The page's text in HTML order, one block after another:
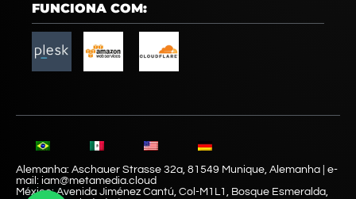
FUNCIONA COM:
Alemanha: Aschauer Strasse 32a, 81549 Munique, Alemanha | e-
mail: iam@metamedia.cloud
México: Avenida Jiménez Cantú, Col-M1L1, Bosque Esmeralda,